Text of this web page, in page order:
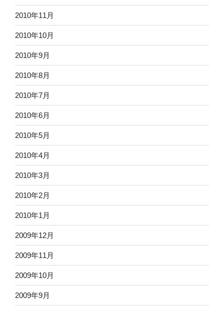
2010年11月
2010年10月
2010年9月
2010年8月
2010年7月
2010年6月
2010年5月
2010年4月
2010年3月
2010年2月
2010年1月
2009年12月
2009年11月
2009年10月
2009年9月